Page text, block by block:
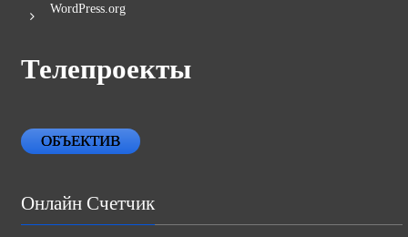
WordPress.org
Телепроекты
ОБЪЕКТИВ
Онлайн Счетчик